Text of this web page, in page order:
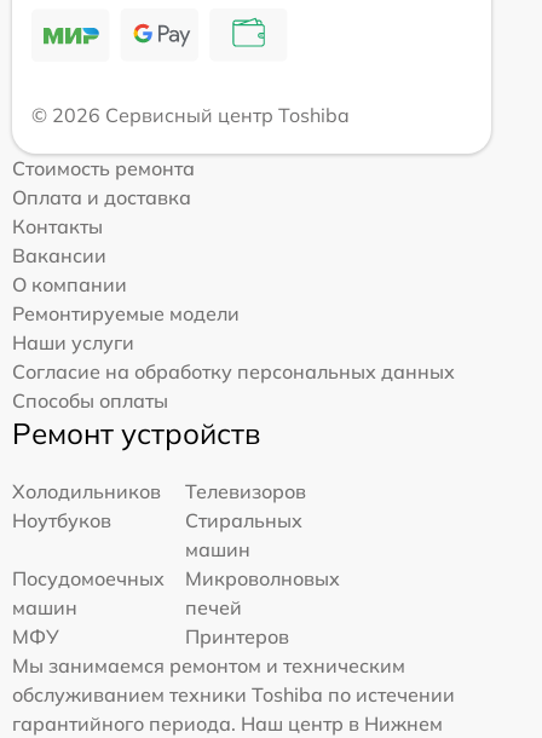
© 2026 Сервисный центр Toshiba
Стоимость ремонта
Оплата и доставка
Контакты
Вакансии
О компании
Ремонтируемые модели
Наши услуги
Согласие на обработку персональных данных
Способы оплаты
Ремонт устройств
Холодильников
Телевизоров
Ноутбуков
Стиральных
машин
Посудомоечных
машин
Микроволновых
печей
МФУ
Принтеров
Мы занимаемся ремонтом и техническим
обслуживанием техники Toshiba по истечении
гарантийного периода. Наш центр в Нижнем